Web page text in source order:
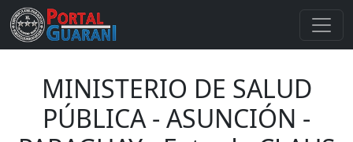
MINISTERIO DE SALUD
PÚBLICA - ASUNCIÓN -